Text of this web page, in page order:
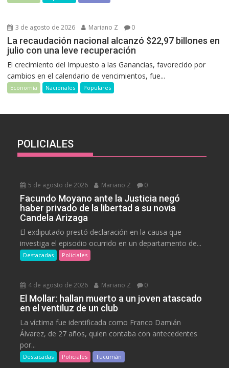
3 de agosto de 2026 Mariano Z 0
La recaudación nacional alcanzó $22,97 billones en
julio con una leve recuperación
El crecimiento del Impuesto a las Ganancias, favorecido por
cambios en el calendario de vencimientos, fue...
Economía Nacionales Populares
POLICIALES
5 de agosto de 2026 Mariano Z 0
Facundo Moyano ante la Justicia negó
haber privado de la libertad a su novia
Candela Arizaga
El exdiputado prestó declaración en la causa que
investiga el episodio ocurrido en un departamento de...
Destacadas Policiales
4 de agosto de 2026 Mariano Z 0
El Mollar: hallan muerto a un joven atascado
en el ventiluz de un club
La víctima fue identificada como Franco Damián
Álvarez, de 27 años, quien contaba con antecedentes
por...
Destacadas Policiales Tucumán